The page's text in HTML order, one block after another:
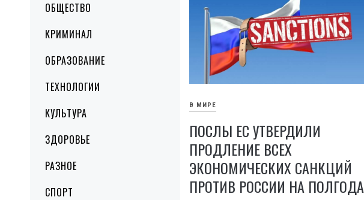
ОБЩЕСТВО
КРИМИНАЛ
ОБРАЗОВАНИЕ
ТЕХНОЛОГИИ
КУЛЬТУРА
ЗДОРОВЬЕ
РАЗНОЕ
СПОРТ
В МИРЕ
ПОСЛЫ ЕС УТВЕРДИЛИ
ПРОДЛЕНИЕ ВСЕХ
ЭКОНОМИЧЕСКИХ САНКЦИЙ
ПРОТИВ РОССИИ НА ПОЛГОДА